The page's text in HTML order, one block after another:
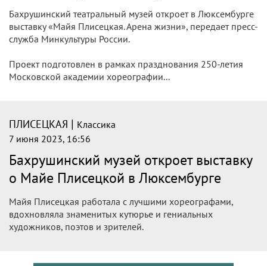
Бахрушинский театральный музей откроет в Люксембурге
выставку «Майя Плисецкая. Арена жизни», передает пресс-
служба Минкультуры России.
Проект подготовлен в рамках празднования 250-летия
Московской академии хореографии...
ПЛИСЕЦКАЯ | Классика
7 июня 2023, 16:56
Бахрушинский музей откроет выставку
о Майе Плисецкой в Люксембурге
Майя Плисецкая работала с лучшими хореографами,
вдохновляла знаменитых кутюрье и гениальных
художников, поэтов и зрителей.